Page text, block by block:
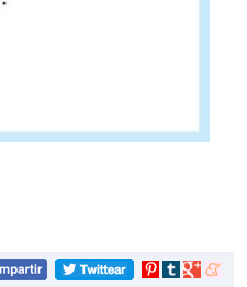
Compartir
Compartir
Compartir